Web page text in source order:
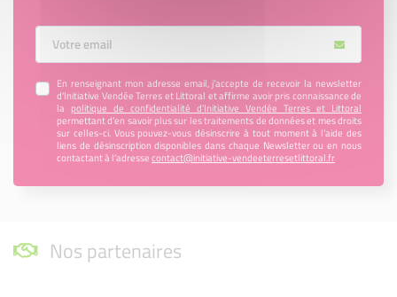
Votre Email
En renseignant mon adresse email, j’accepte de recevoir la newsletter
d'Initiative Vendée Terres et Littoral et affirme avoir pris connaissance de
la politique de confidentialité d’Initiative Vendée Terres et Littoral
permettant d’en savoir plus sur les traitements de données et mes droits
sur celles-ci. Vous pouvez-vous désinscrire à tout moment à l’aide des
liens de désinscription disponibles dans chaque Newsletter ou en nous
contactant à l’adressecontact@initiative-vendeeterresetlittoral.fr
Nos partenaires